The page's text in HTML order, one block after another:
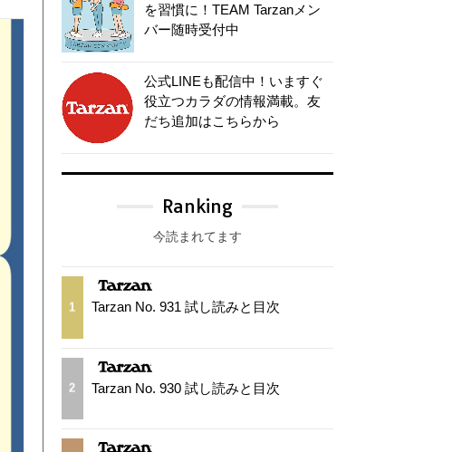
を習慣に！TEAM Tarzanメン
バー随時受付中
公式LINEも配信中！いますぐ
役立つカラダの情報満載。友
だち追加はこちらから
Ranking
今読まれてます
1 Tarzan No. 931 試し読みと目次
2 Tarzan No. 930 試し読みと目次